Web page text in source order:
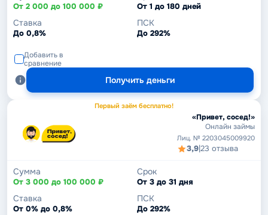
От 2 000 до 100 000 ₽ От 1 до 180 дней
Ставка
До 0,8%
ПСК
До 292%
Добавить в
сравнение
Получить деньги
Первый заём бесплатно!
«Привет, сосед!»
Онлайн займы
Лиц. № 2203045009920
3,9|23 отзыва
Сумма
От 3 000 до 100 000 ₽
Срок
От 3 до 31 дня
Ставка
От 0% до 0,8%
ПСК
До 292%